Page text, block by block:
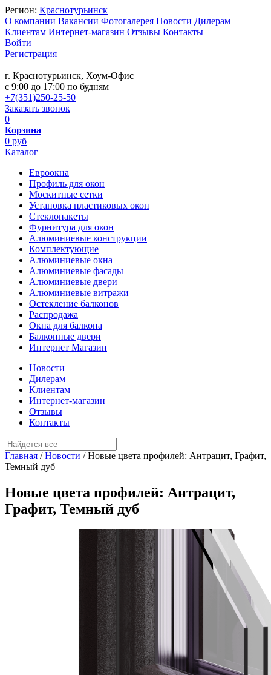
Регион: Краснотурьинск
О компании Вакансии Фотогалерея Новости Дилерам
Клиентам Интернет-магазин Отзывы Контакты
Войти
Регистрация
г. Краснотурьинск, Хоум-Офис
c 9:00 до 17:00 по будням
+7(351)250-25-50
Заказать звонок
0
Корзина
0 руб
Каталог
Евроокна
Профиль для окон
Москитные сетки
Установка пластиковых окон
Стеклопакеты
Фурнитура для окон
Алюминиевые конструкции
Комплектующие
Алюминиевые окна
Алюминиевые фасады
Алюминиевые двери
Алюминиевые витражи
Остекление балконов
Распродажа
Окна для балкона
Балконные двери
Интернет Магазин
Новости
Дилерам
Клиентам
Интернет-магазин
Отзывы
Контакты
Главная / Новости /Новые цвета профилей: Антрацит, Графит,
Темный дуб
Новые цвета профилей: Антрацит,
Графит, Темный дуб